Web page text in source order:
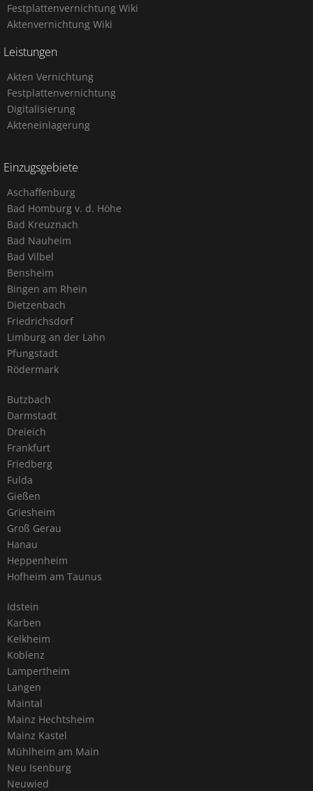
Festplattenvernichtung Wiki
Aktenvernichtung Wiki
Leistungen
Akten Vernichtung
Festplattenvernichtung
Digitalisierung
Akteneinlagerung
Einzugsgebiete
Aschaffenburg
Bad Homburg v. d. Höhe
Bad Kreuznach
Bad Nauheim
Bad Vilbel
Bensheim
Bingen am Rhein
Dietzenbach
Friedrichsdorf
Limburg an der Lahn
Pfungstadt
Rödermark
Butzbach
Darmstadt
Dreieich
Frankfurt
Friedberg
Fulda
Gießen
Griesheim
Groß Gerau
Hanau
Heppenheim
Hofheim am Taunus
Idstein
Karben
Kelkheim
Koblenz
Lampertheim
Langen
Maintal
Mainz Hechtsheim
Mainz Kastel
Mühlheim am Main
Neu Isenburg
Neuwied